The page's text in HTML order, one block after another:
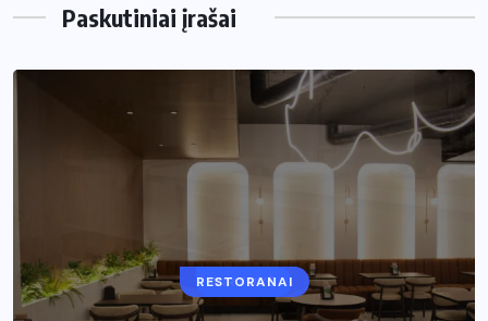
Paskutiniai įrašai
RESTORANAI
VIRTUVĖ